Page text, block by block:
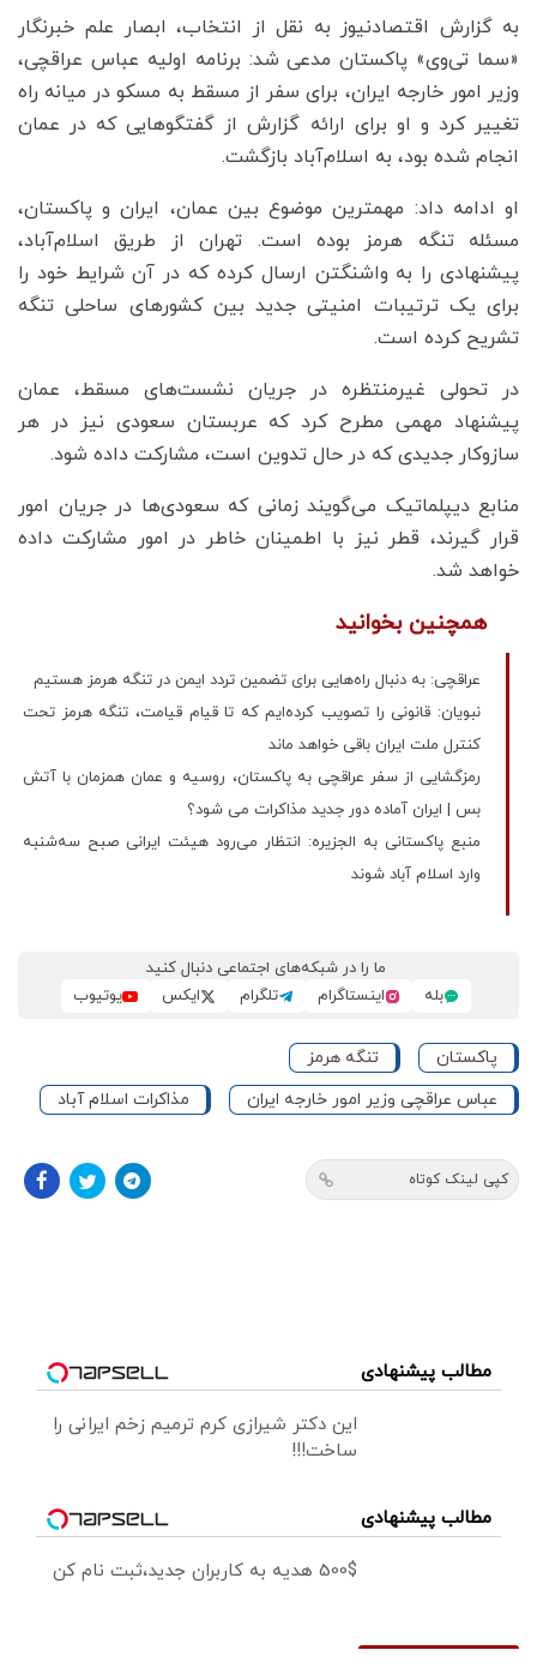
به گزارش اقتصادنیوز به نقل از انتخاب، ابصار علم خبرنگار
«سما تی‌وی» پاکستان مدعی شد: برنامه اولیه عباس عراقچی،
وزیر امور خارجه ایران، برای سفر از مسقط به مسکو در میانه راه
تغییر کرد و او برای ارائه گزارش از گفتگوهایی که در عمان
انجام شده بود، به اسلام‌آباد بازگشت.
او ادامه داد: مهمترین موضوع بین عمان، ایران و پاکستان،
مسئله تنگه هرمز بوده است. تهران از طریق اسلام‌آباد،
پیشنهادی را به واشنگتن ارسال کرده که در آن شرایط خود را
برای یک ترتیبات امنیتی جدید بین کشورهای ساحلی تنگه
تشریح کرده است.
در تحولی غیرمنتظره در جریان نشست‌های مسقط، عمان
پیشنهاد مهمی مطرح کرد که عربستان سعودی نیز در هر
سازوکار جدیدی که در حال تدوین است، مشارکت داده شود.
منابع دیپلماتیک می‌گویند زمانی که سعودی‌ها در جریان امور
قرار گیرند، قطر نیز با اطمینان خاطر در امور مشارکت داده
خواهد شد.
همچنین بخوانید
عراقچی: به دنبال راه‌هایی برای تضمین تردد ایمن در تنگه هرمز هستیم
نبویان: قانونی را تصویب کرده‌ایم که تا قیام قیامت، تنگه هرمز تحت
کنترل ملت ایران باقی خواهد ماند
رمزگشایی از سفر عراقچی به پاکستان، روسیه و عمان همزمان با آتش
بس | ایران آماده دور جدید مذاکرات می شود؟
منبع پاکستانی به الجزیره: انتظار می‌رود هیئت ایرانی صبح سه‌شنبه
وارد اسلام آباد شوند
ما را در شبکه‌های اجتماعی دنبال کنید
بله
اینستاگرام تلگرام ایکس یوتیوب
پاکستان
تنگه هرمز
عباس عراقچی وزیر امور خارجه ایران
مذاکرات اسلام آباد
کپی لینک کوتاه
مطالب پیشنهادی
این دکتر شیرازی کرم ترمیم زخم ایرانی را
ساخت!!!
مطالب پیشنهادی
500$ هدیه به کاربران جدید،ثبت نام کن